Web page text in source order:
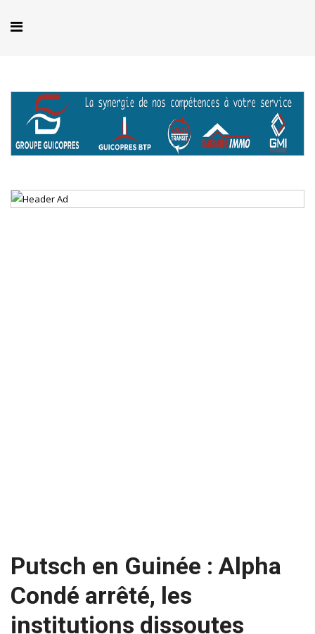
Putsch en Guinée : Alpha
Condé arrêté, les
institutions dissoutes